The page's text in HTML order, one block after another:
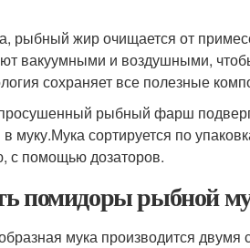
жир очищается от
вакуумными и воздушными,
сохраняет все полезные
рыбный фарш
в муку.Мука сортируется по
с помощью дозаторов.
помидоры рыбной
мука производится двумя